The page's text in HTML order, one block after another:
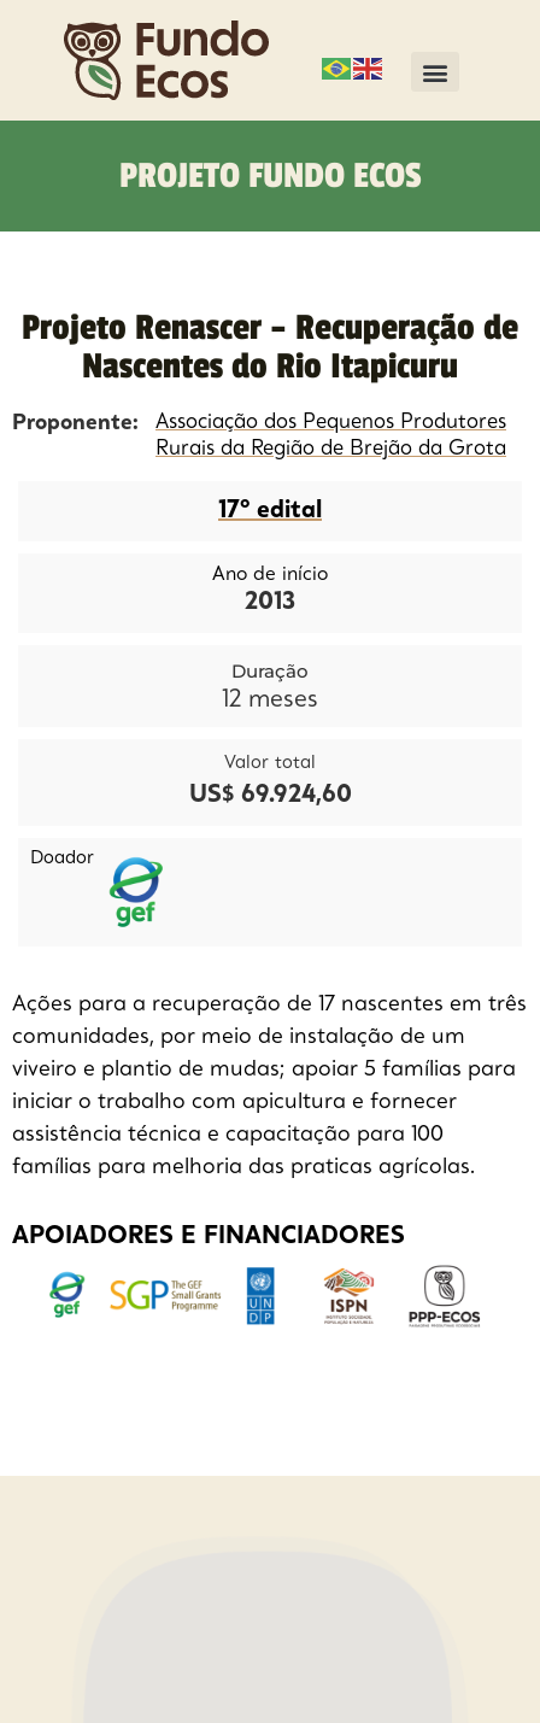
PROJETO FUNDO ECOS
Projeto Renascer – Recuperação de
Nascentes do Rio Itapicuru
Proponente: Associação dos Pequenos Produtores
Rurais da Região de Brejão da Grota
17º edital
Ano de início
2013
Duração
12 meses
Valor total
US$ 69.924,60
Doador
Ações para a recuperação de 17 nascentes em três
comunidades, por meio de instalação de um
viveiro e plantio de mudas; apoiar 5 famílias para
iniciar o trabalho com apicultura e fornecer
assistência técnica e capacitação para 100
famílias para melhoria das praticas agrícolas.
APOIADORES E FINANCIADORES